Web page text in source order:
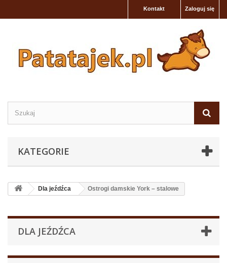
Zaloguj się
Kontakt
KATEGORIE
Dla jeźdźca Ostrogi damskie York – stalowe
DLA JEŹDŹCA